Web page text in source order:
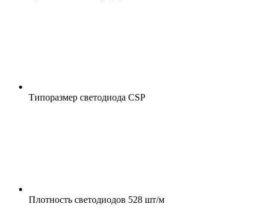
Типоразмер светодиода CSP
Плотность светодиодов 528 шт/м